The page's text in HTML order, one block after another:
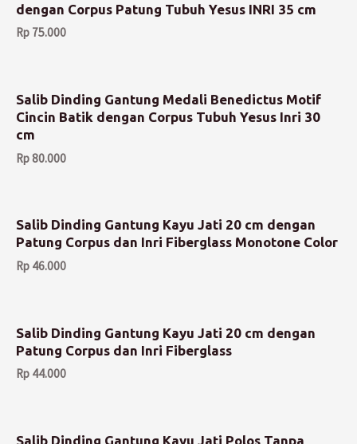
dengan Corpus Patung Tubuh Yesus INRI 35 cm
Rp 75.000
Salib Dinding Gantung Medali Benedictus Motif
Cincin Batik dengan Corpus Tubuh Yesus Inri 30
cm
Rp80.000
Salib Dinding Gantung Kayu Jati 20 cm dengan
Patung Corpus dan Inri Fiberglass Monotone Color
Rp 46.000
Salib Dinding Gantung Kayu Jati 20 cm dengan
Patung Corpus dan Inri Fiberglass
Rp 44.000
Salib Dinding Gantung Kayu Jati Polos Tanpa